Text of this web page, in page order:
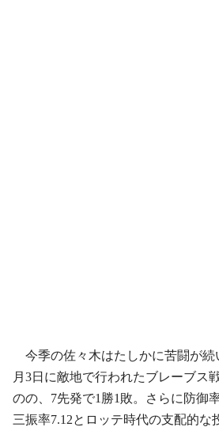
今季の佐々木はたしかに苦闘が続
月3日に敵地で行われたブレーブス
のの、7先発で1勝1敗。さらに防御
三振率7.12とロッテ時代の支配的な